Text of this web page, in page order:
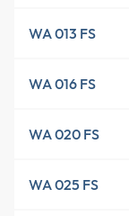
WA 013 FS
WA 016 FS
WA 020 FS
WA 025 FS